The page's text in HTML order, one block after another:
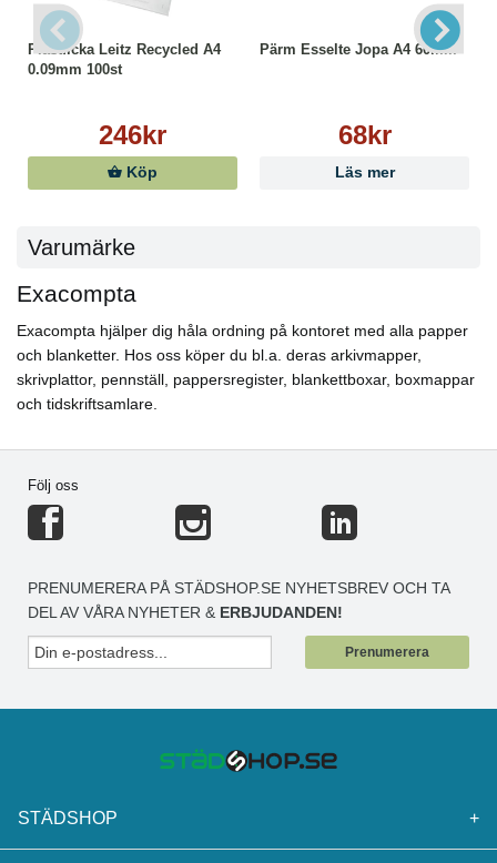
Plastficka Leitz Recycled A4
0.09mm 100st
246kr
Köp
Pärm Esselte Jopa A4 60mm
68kr
Läs mer
Varumärke
Exacompta
Exacompta hjälper dig håla ordning på kontoret med alla papper
och blanketter. Hos oss köper du bl.a. deras arkivmapper,
skrivplattor, pennställ, pappersregister, blankettboxar, boxmappar
och tidskriftsamlare.
Följ oss
PRENUMERERA PÅ STÄDSHOP.SE NYHETSBREV OCH TA
DEL AV VÅRA NYHETER & ERBJUDANDEN!
Prenumerera
STÄDSHOP +